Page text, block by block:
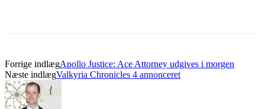
Forrige indlægApollo Justice: Ace Attorney udgives i morgen
Næste indlægValkyria Chronicles 4 annonceret